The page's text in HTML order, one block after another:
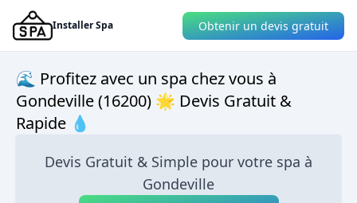
Installer Spa Obtenir un devis gratuit
🌊 Profitez avec un spa chez vous à
Gondeville (16200) 🌟 Devis Gratuit &
Rapide 💧
Devis Gratuit & Simple pour votre spa à
Gondeville